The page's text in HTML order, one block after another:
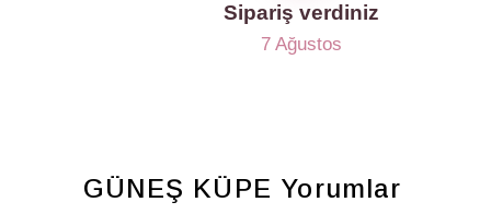
Sipariş verdiniz
7 Ağustos
GÜNEŞ KÜPE Yorumlar